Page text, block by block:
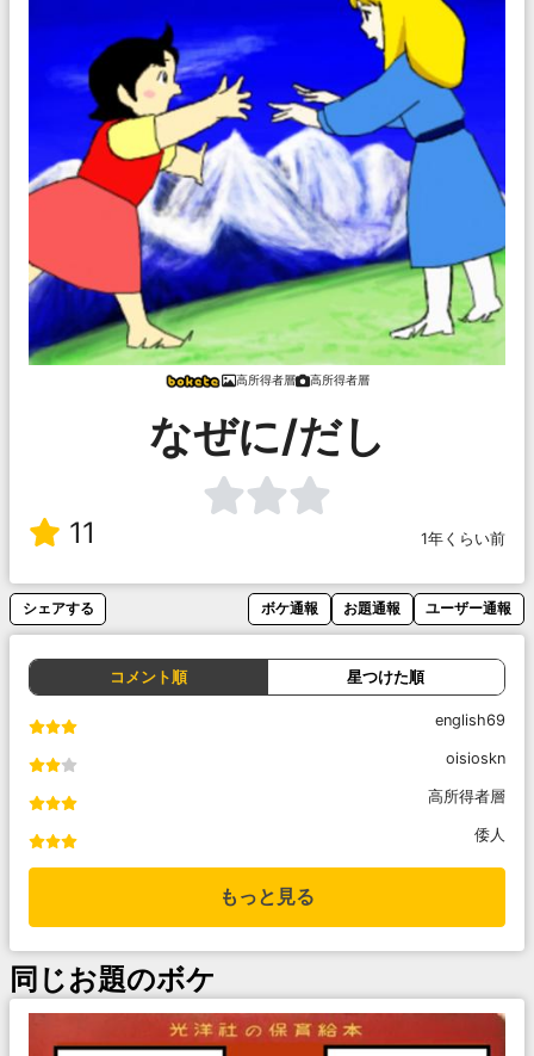
高所得者層 高所得者層
なぜに/だし
11 1年くらい前
シェアする ボケ通報 お題通報 ユーザー通報
コメント順 星つけた順
english69
oisioskn
高所得者層
倭人
もっと見る
同じお題のボケ